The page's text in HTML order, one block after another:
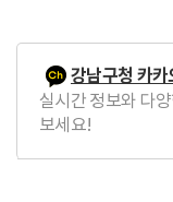
강남구청 카카
실시간 정보와 다
보세요!